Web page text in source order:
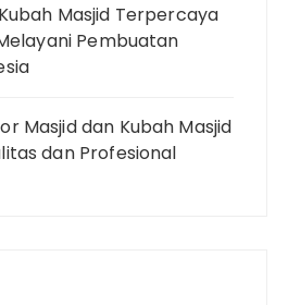
Masjid Terpercaya
Pembuatan
Masjid dan Kubah Masjid
dan Profesional